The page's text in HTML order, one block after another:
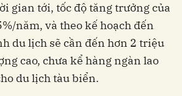
gian tới, tốc độ tăng trưởng của
năm, và theo kế hoạch đến
du lịch sẽ cần đến hơn 2 triệu
cao, chưa kể hàng ngàn lao
du lịch tàu biển.